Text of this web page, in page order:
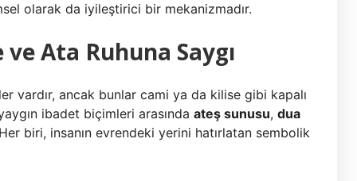
olarak da iyileştirici bir mekanizmadır.
Ata Ruhuna Saygı
vardır, ancak bunlar cami ya da kilise gibi kapalı
ibadet biçimleri arasında ateş sunusu, dua
biri, insanın evrendeki yerini hatırlatan sembolik